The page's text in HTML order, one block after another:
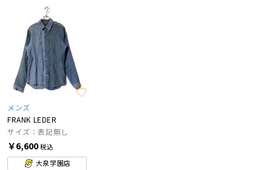
メンズ
FRANK LEDER
サイズ：表記無し
￥6,600税込
大泉学園店